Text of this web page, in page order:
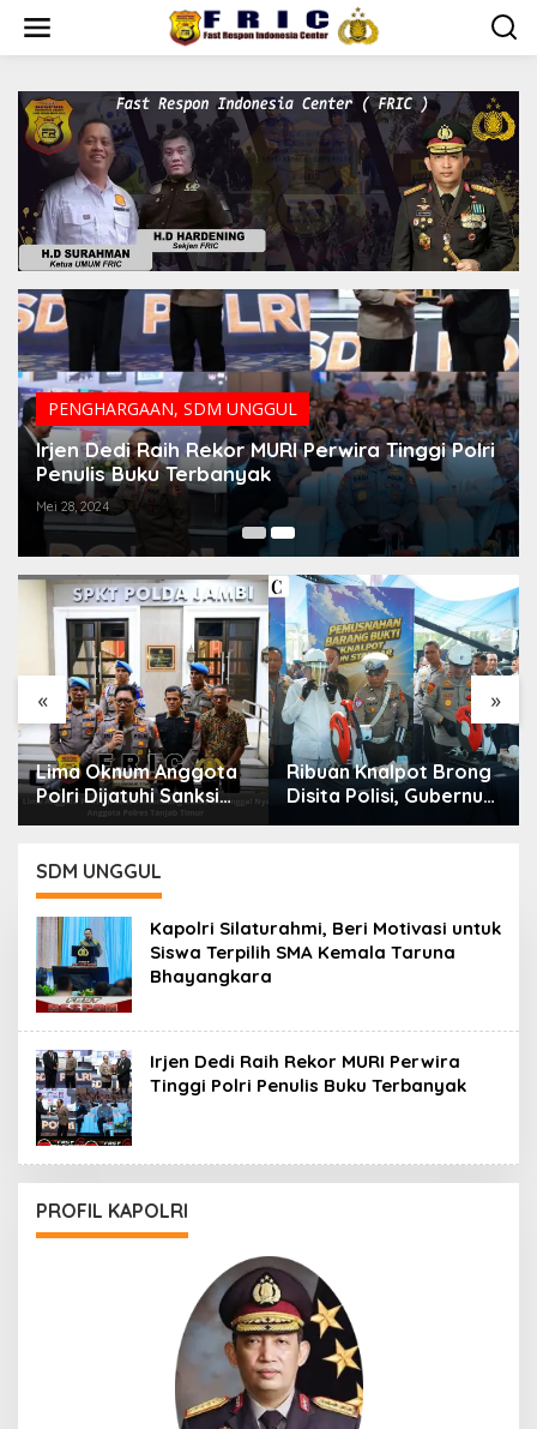
konten
PENGHARGAAN, SDM UNGGUL
Irjen Dedi Raih Rekor MURI Perwira Tinggi Polri
Penulis Buku Terbanyak
Mei 28, 2024
« »
Lima Oknum Anggota
Polri Dijatuhi Sanksi
PTDH, Polda Jambi
Penegakan Kode Etik
Secara Tegas dan
Transparan
Ribuan Knalpot Brong
Disita Polisi, Gubernur
SDM UNGGUL
Kapolri Silaturahmi, Beri Motivasi untuk
Siswa Terpilih SMA Kemala Taruna
Bhayangkara
Irjen Dedi Raih Rekor MURI Perwira
Tinggi Polri Penulis Buku Terbanyak
PROFIL KAPOLRI